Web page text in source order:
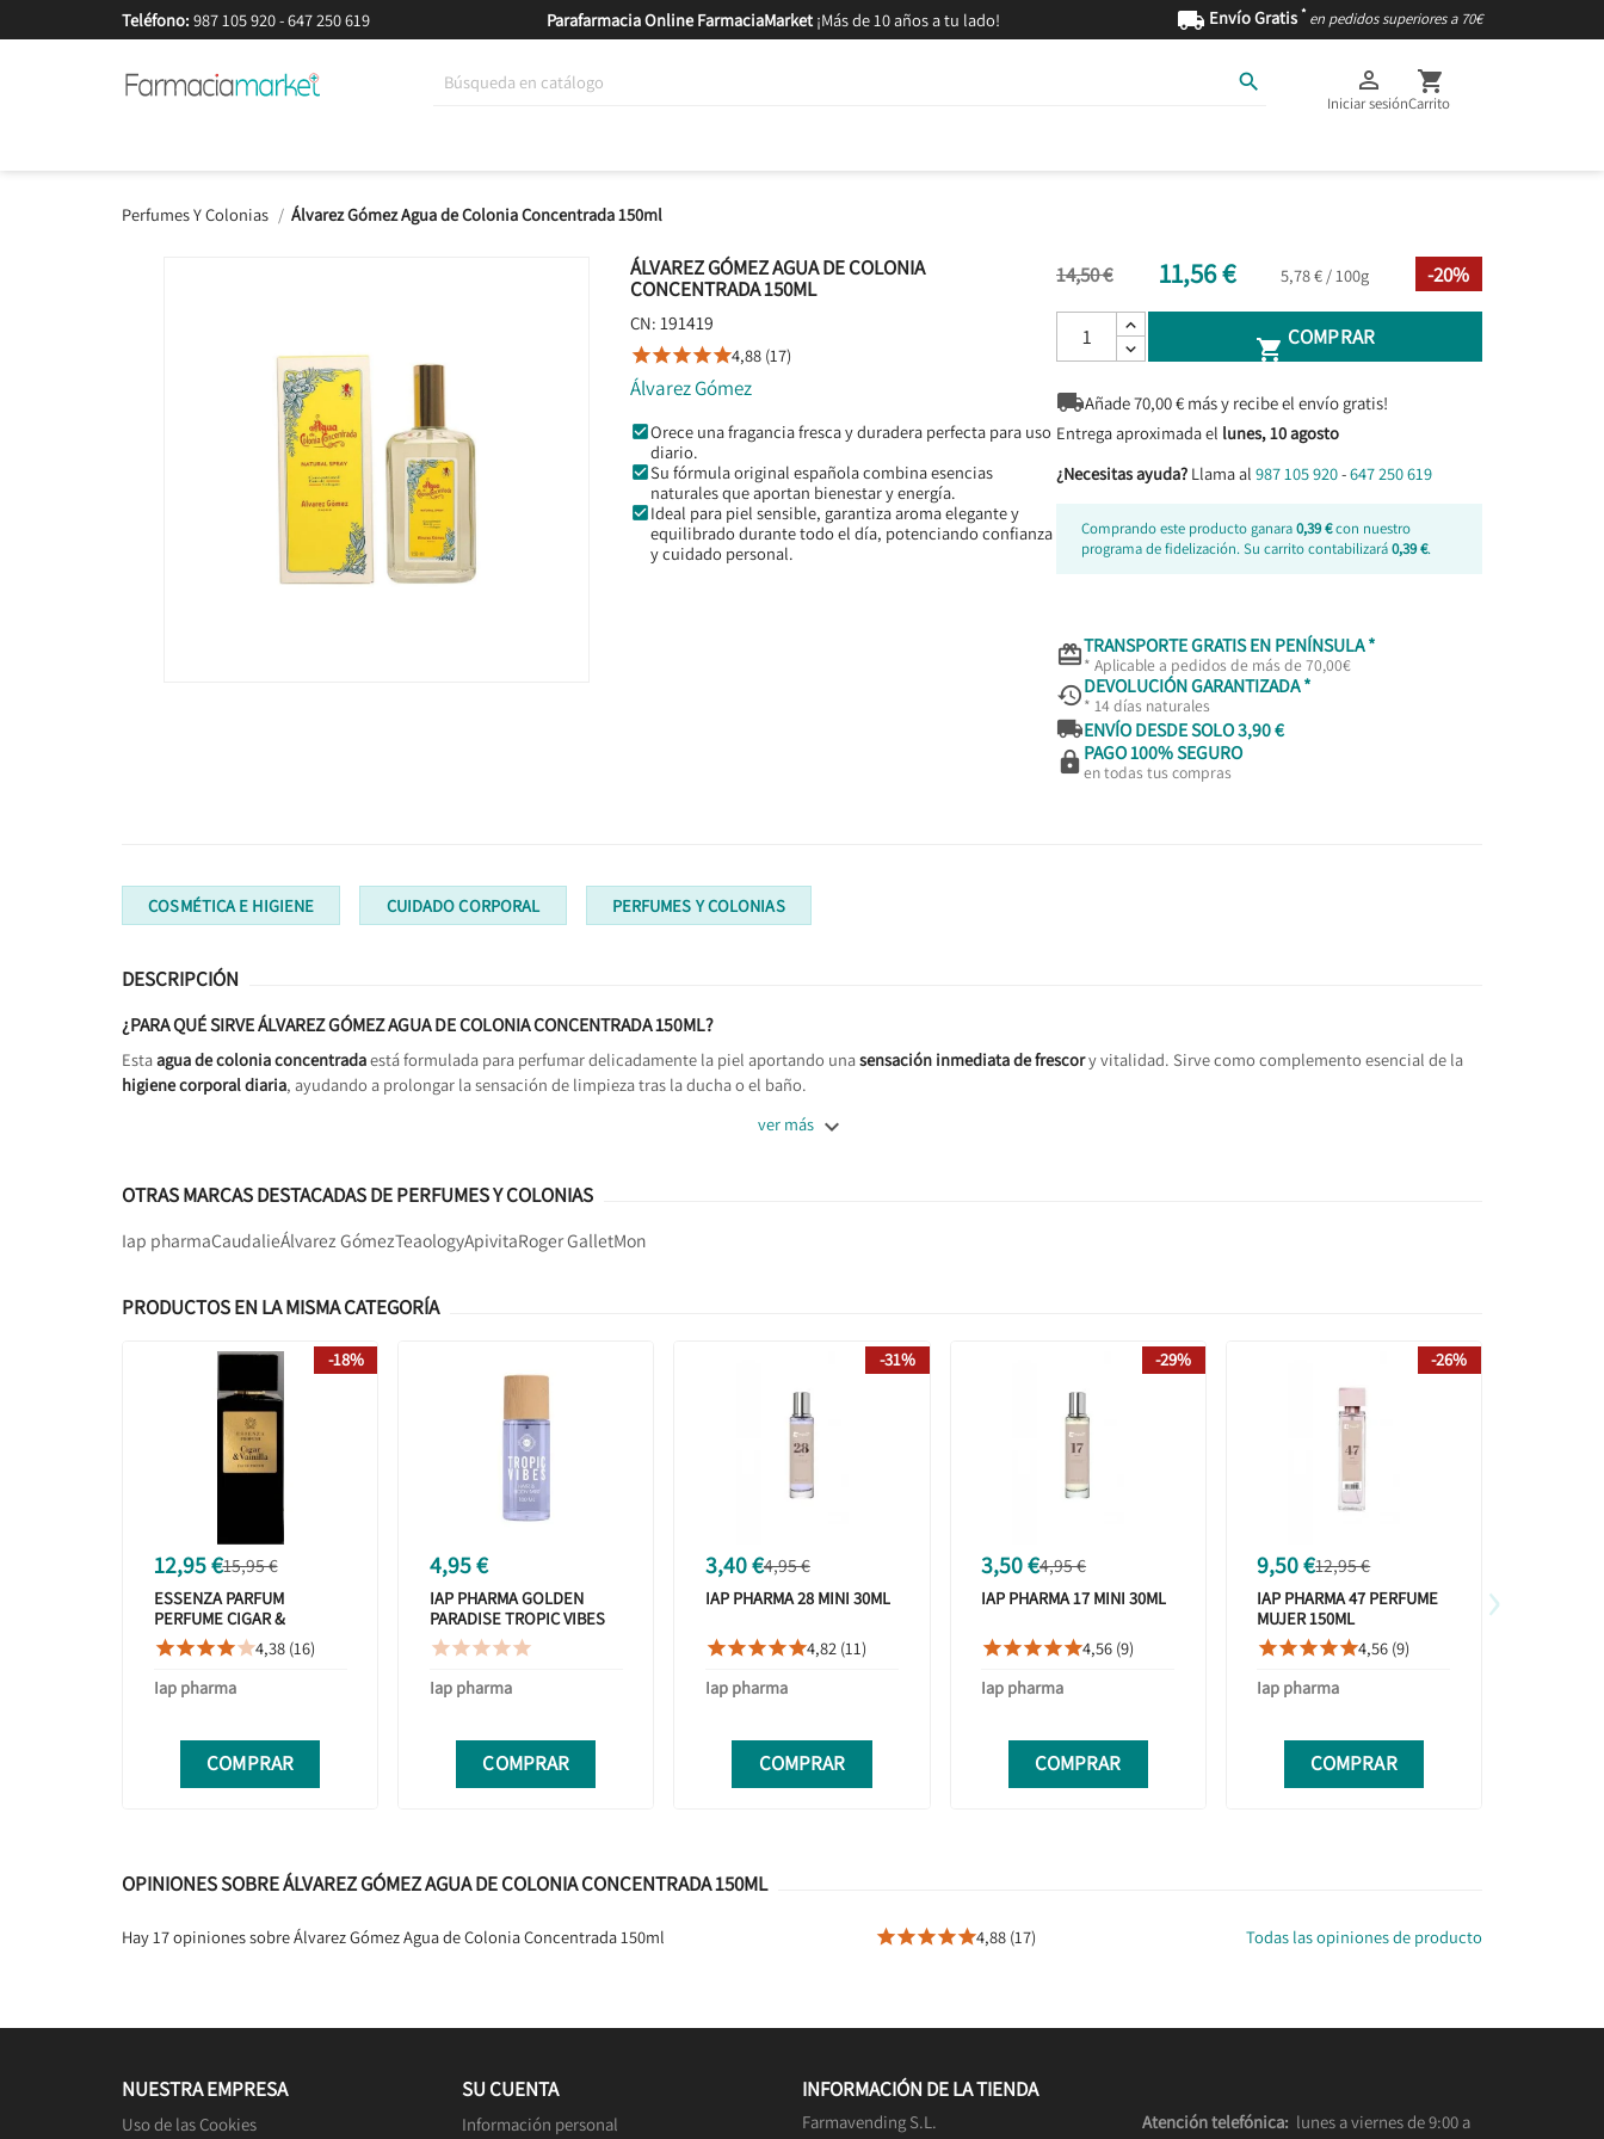
Teléfono: 987 105 920-647 250 619 Parafarmacia Online FarmaciaMarket¡Más de 10 años a tu lado!  Envío Gratis * en pedidos superiores a 70€
 
Iniciar sesión

Carrito
Perfumes Y Colonias Álvarez Gómez Agua de Colonia Concentrada 150ml
ÁLVAREZ GÓMEZ AGUA DE COLONIA
CONCENTRADA 150ML
CN: 191419
4,88 (17)
Álvarez Gómez
Orece una fragancia fresca y duradera perfecta para uso
diario.
Su fórmula original española combina esencias
naturales que aportan bienestar y energía.
Ideal para piel sensible, garantiza aroma elegante y
equilibrado durante todo el día, potenciando confianza
y cuidado personal.
14,50 € 11,56 € 5,78 € / 100g -20%
 COMPRAR
Añade70,00€ más y recibe el envío gratis!
Entrega aproximada el lunes, 10 agosto
¿Necesitas ayuda? Llama al 987 105 920-647 250 619
Comprando este producto ganara0,39 €con nuestro
programa de fidelización. Su carrito contabilizará0,39 €.
TRANSPORTE GRATIS EN PENÍNSULA *
* Aplicable a pedidos de más de 70,00€
DEVOLUCIÓN GARANTIZADA *
* 14 días naturales
ENVÍO DESDE SOLO 3,90 €
 PAGO 100% SEGURO
en todas tus compras
COSMÉTICA E HIGIENE CUIDADO CORPORAL PERFUMES Y COLONIAS
DESCRIPCIÓN
¿PARA QUÉ SIRVE ÁLVAREZ GÓMEZ AGUA DE COLONIA CONCENTRADA 150ML?
Estaagua de colonia concentradaestá formulada para perfumar delicadamente la piel aportando unasensación inmediata de frescory vitalidad. Sirve como complemento esencial de la
higiene corporal diaria, ayudando a prolongar la sensación de limpieza tras la ducha o el baño.
ver más 
OTRAS MARCAS DESTACADAS DE PERFUMES Y COLONIAS
Iap pharmaCaudalieÁlvarez GómezTeaologyApivitaRoger GalletMon
PRODUCTOS EN LA MISMA CATEGORÍA
12,95 €15,95 €
ESSENZA PARFUM
PERFUME CIGAR &
VANILLA 100ML
4,38 (16)
Iap pharma
COMPRAR
-18%
4,95 €
IAP PHARMA GOLDEN
PARADISE TROPIC VIBES
100 ML

Iap pharma
COMPRAR
3,40 €4,95 €
IAP PHARMA 28 MINI 30ML
4,82 (11)
Iap pharma
COMPRAR
-31%
3,50 €4,95 €
IAP PHARMA 17 MINI 30ML
4,56 (9)
Iap pharma
COMPRAR
-29%
9,50 €12,95 €
IAP PHARMA 47 PERFUME
MUJER 150ML
4,56 (9)
Iap pharma
COMPRAR
-26%
›
OPINIONES SOBRE ÁLVAREZ GÓMEZ AGUA DE COLONIA CONCENTRADA 150ML
Hay 17 opiniones sobre Álvarez Gómez Agua de Colonia Concentrada 150ml 4,88 (17) Todas las opiniones de producto
NUESTRA EMPRESA
Uso de las Cookies
SU CUENTA
Información personal
INFORMACIÓN DE LA TIENDA
Farmavending S.L.
Atención telefónica: lunes a viernes de 9:00 a